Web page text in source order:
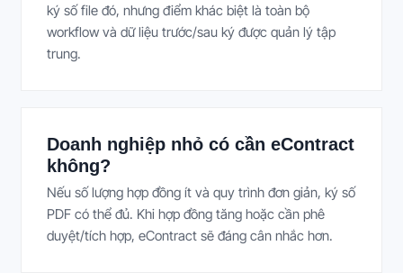
ký số file đó, nhưng điểm khác biệt là toàn bộ
workflow và dữ liệu trước/sau ký được quản lý tập
trung.
Doanh nghiệp nhỏ có cần eContract
không?
Nếu số lượng hợp đồng ít và quy trình đơn giản, ký số
PDF có thể đủ. Khi hợp đồng tăng hoặc cần phê
duyệt/tích hợp, eContract sẽ đáng cân nhắc hơn.